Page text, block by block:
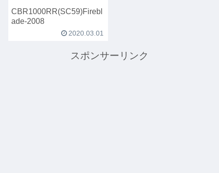
CBR1000RR(SC59)Firebl
ade-2008
2020.03.01
スポンサーリンク